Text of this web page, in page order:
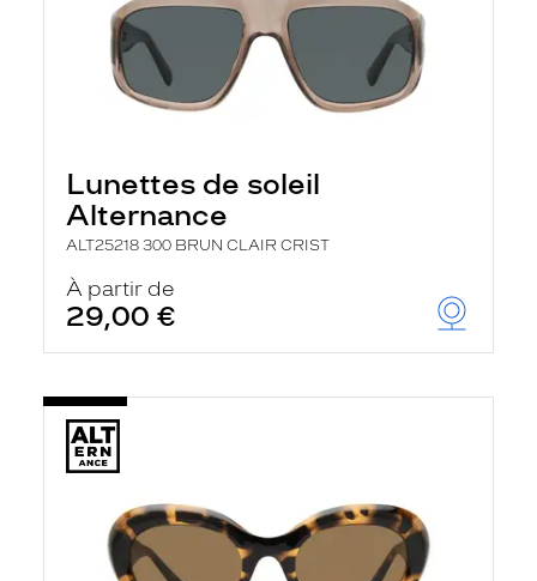
Lunettes de soleil
Alternance
ALT25218 300 BRUN CLAIR CRIST
À partir de
29,00 €